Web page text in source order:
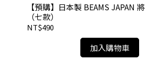
【預購】日本製 BEAMS JAPAN
（七款）
NT$490
加入購物車